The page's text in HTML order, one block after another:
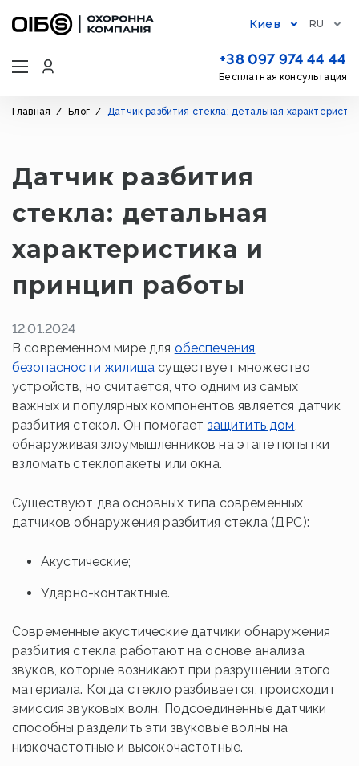
Киев RU
+38 097 974 44 44
Бесплатная консультация
Главная / Блог / Датчик разбития стекла: детальная
Датчик разбития
стекла: детальная
характеристика и
принцип работы
12.01.2024
В современном мире для обеспечения
безопасности жилища существует множество
устройств, но считается, что одним из самых
важных и популярных компонентов является датчик
разбития стекол. Он помогает защитить дом,
обнаруживая злоумышленников на этапе попытки
взломать стеклопакеты или окна.
Существуют два основных типа современных
датчиков обнаружения разбития стекла (ДРС):
Акустические;
Ударно-контактные.
Современные акустические датчики обнаружения
разбития стекла работают на основе анализа
звуков, которые возникают при разрушении этого
материала. Когда стекло разбивается, происходит
эмиссия звуковых волн. Подсоединенные датчики
способны разделить эти звуковые волны на
низкочастотные и высокочастотные.